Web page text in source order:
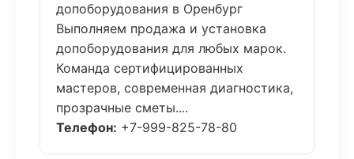
допоборудования в Оренбург
Выполняем продажа и установка
допоборудования для любых марок.
Команда сертифицированных
мастеров, современная диагностика,
прозрачные сметы....
Телефон: +7-999-825-78-80